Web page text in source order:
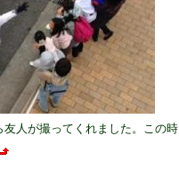
人が撮ってくれました。この時